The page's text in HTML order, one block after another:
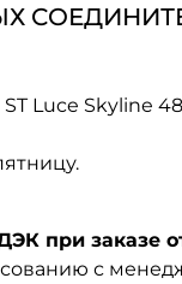
Luce Skyline
при заказе
с